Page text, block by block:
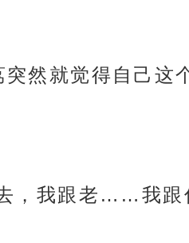
然就觉得自己这
，我跟老……我跟